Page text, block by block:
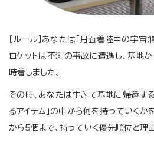
【ルール】あなたは「月面着陸中の宇宙
ロケットは不測の事故に遭遇し、基地
時着しました。
その時、あなたは生きて基地に帰還す
るアイテム」の中から何を持っていくか
から5個まで、持っていく優先順位と理由